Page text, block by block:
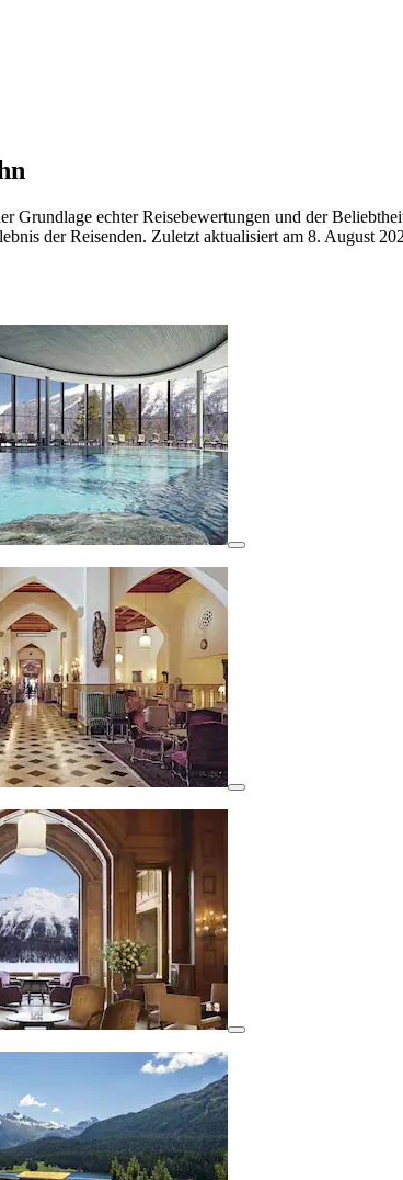
Grundlage echter Reisebewertungen und der
der Reisenden. Zuletzt aktualisiert am 8. August